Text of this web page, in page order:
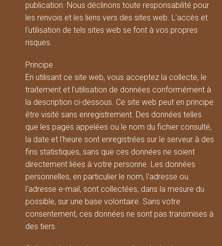
publication. Nous déclinons toute responsabilité pour
les renvois et les liens vers des sites web. L'accès et
l'utilisation de tels sites web se font à vos propres
risques.
Principe
En utilisant ce site web, vous acceptez la collecte, le
traitement et l'utilisation de données conformément à
la description ci-dessous. Ce site web peut en principe
être visité sans enregistrement. Des données telles
que les pages appelées ou le nom du fichier consulté,
la date et l'heure sont enregistrées sur le serveur à des
fins statistiques, sans que ces données ne soient
directement liées à votre personne. Les données
personnelles, en particulier le nom, l'adresse ou
l'adresse e-mail, sont collectées, dans la mesure du
possible, sur une base volontaire. Sans votre
consentement, ces données ne sont pas transmises à
des tiers.